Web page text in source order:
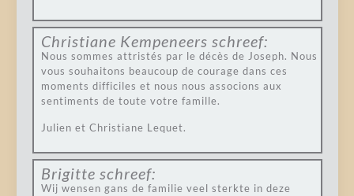
Christiane Kempeneers schreef:
Nous sommes attristés par le décès de Joseph. Nous
vous souhaitons beaucoup de courage dans ces
moments difficiles et nous nous associons aux
sentiments de toute votre famille.
Julien et Christiane Lequet.
Brigitte schreef:
Wij wensen gans de familie veel sterkte in deze